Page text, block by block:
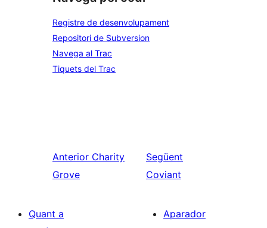
Registre de desenvolupament
Repositori de Subversion
Navega al Trac
Tiquets del Trac
Anterior Charity
Grove
Següent
Coviant
Quant a
Aparador